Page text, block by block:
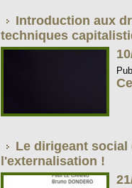
Introduction aux
techniques
Le dirigeant
l'externalisation !